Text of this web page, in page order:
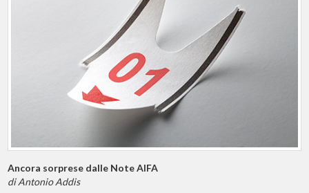
Ancora sorprese dalle Note AIFA
di Antonio Addis